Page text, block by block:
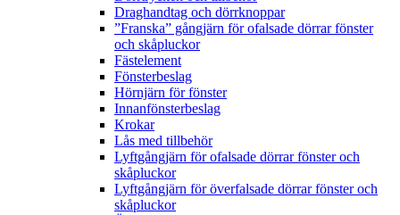
Draghandtag och dörrknoppar
”Franska” gångjärn för ofalsade dörrar fönster
och skåpluckor
Fästelement
Fönsterbeslag
Hörnjärn för fönster
Innanfönsterbeslag
Krokar
Lås med tillbehör
Lyftgångjärn för ofalsade dörrar fönster och
skåpluckor
Lyftgångjärn för överfalsade dörrar fönster och
skåpluckor